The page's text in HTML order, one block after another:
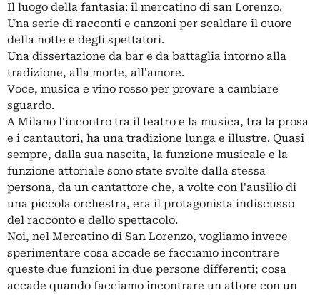
Il luogo della fantasia: il mercatino di san Lorenzo.
Una serie di racconti e canzoni per scaldare il cuore
della notte e degli spettatori.
Una dissertazione da bar e da battaglia intorno alla
tradizione, alla morte, all'amore.
Voce, musica e vino rosso per provare a cambiare
sguardo.
A Milano l'incontro tra il teatro e la musica, tra la prosa
e i cantautori, ha una tradizione lunga e illustre. Quasi
sempre, dalla sua nascita, la funzione musicale e la
funzione attoriale sono state svolte dalla stessa
persona, da un cantattore che, a volte con l'ausilio di
una piccola orchestra, era il protagonista indiscusso
del racconto e dello spettacolo.
Noi, nel Mercatino di San Lorenzo, vogliamo invece
sperimentare cosa accade se facciamo incontrare
queste due funzioni in due persone differenti; cosa
accade quando facciamo incontrare un attore con un